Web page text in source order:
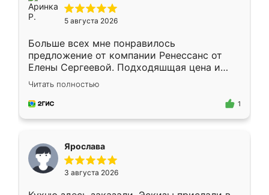
5 августа 2026
Больше всех мне понравилось
предложение от компании Ренессанс от
Елены Сергеевой. Подходяшщая цена и
короткие сроки изготовления. Приехавший
для замера сотрудник Владислав
предложил по моему эскизу самый
Читать полностью
1
Ярослава
3 августа 2026